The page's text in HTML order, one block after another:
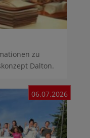
zu
Dalton.
06.07.2026